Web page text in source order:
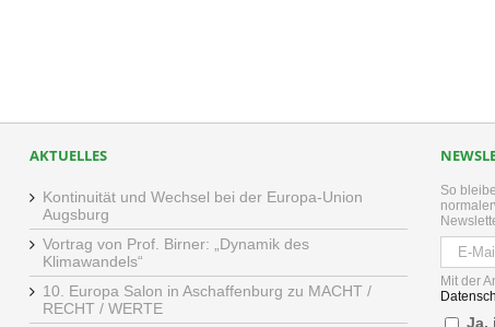
AKTUELLES
Kontinuität und Wechsel bei der Europa-Union
Augsburg
Vortrag von Prof. Birner: „Dynamik des
Klimawandels“
10. Europa Salon in Aschaffenburg zu MACHT /
RECHT / WERTE
So
Mit der
Ja,